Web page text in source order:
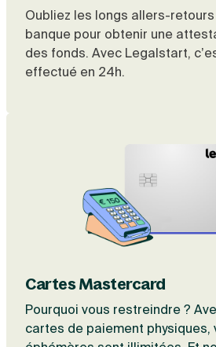
Oubliez les longs allers-
banque pour obtenir une
des fonds. Avec Legalstart,
effectué en 24h.
Cartes Mastercard
Pourquoi vous restreindre ?
cartes de paiement physiques,